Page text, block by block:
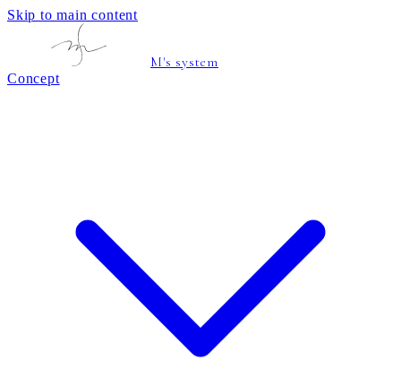
Skip to main content
M's system
Concept